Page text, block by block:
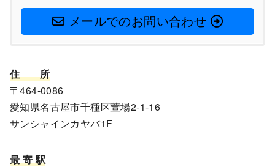
メールでのお問い合わせ
住
所
〒464-0086
愛知県名古屋市千種区萱場2-1-16
サンシャインカヤバ1F
最 寄 駅